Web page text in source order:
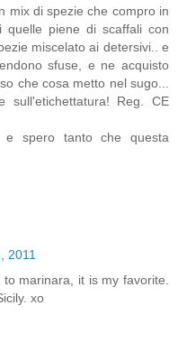
mix di spezie che compro in
quelle piene di scaffali con
miscelato ai detersivi.. e
sfuse, e ne acquisto
che cosa metto nel sugo...
sull'etichettatura! Reg. CE
spero tanto che questa
2011
marinara, it is my favorite.
xo